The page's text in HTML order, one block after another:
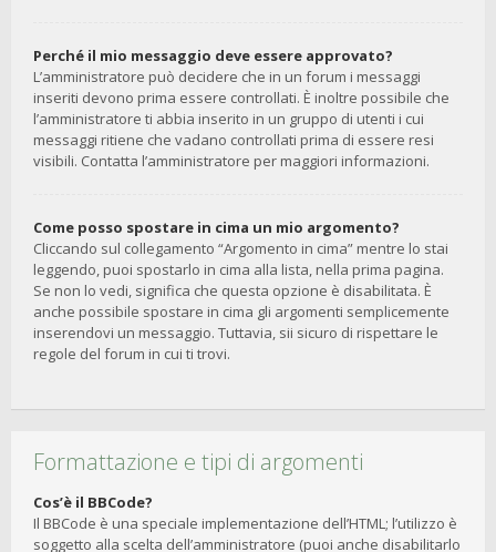
Perché il mio messaggio deve essere approvato?
L’amministratore può decidere che in un forum i messaggi
inseriti devono prima essere controllati. È inoltre possibile che
l’amministratore ti abbia inserito in un gruppo di utenti i cui
messaggi ritiene che vadano controllati prima di essere resi
visibili. Contatta l’amministratore per maggiori informazioni.
Come posso spostare in cima un mio argomento?
Cliccando sul collegamento “Argomento in cima” mentre lo stai
leggendo, puoi spostarlo in cima alla lista, nella prima pagina.
Se non lo vedi, significa che questa opzione è disabilitata. È
anche possibile spostare in cima gli argomenti semplicemente
inserendovi un messaggio. Tuttavia, sii sicuro di rispettare le
regole del forum in cui ti trovi.
Formattazione e tipi di argomenti
Cos’è il BBCode?
Il BBCode è una speciale implementazione dell’HTML; l’utilizzo è
soggetto alla scelta dell’amministratore (puoi anche disabilitarlo